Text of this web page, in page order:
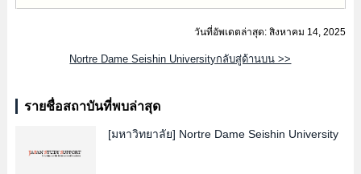
วันที่อัพเดตล่าสุด: สิงหาคม 14, 2025
Nortre Dame Seishin Universityกลับสู่ด้านบน >>
รายชื่อสถาบันที่พบล่าสุด
[มหาวิทยาลัย] Nortre Dame Seishin University